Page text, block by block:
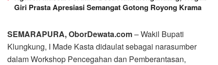
Giri Prasta Apresiasi Semangat Gotong Royong Krama
SEMARAPURA, OborDewata.com– Wakil Bupati
Klungkung, I Made Kasta didaulat sebagai narasumber
dalam Workshop Pencegahan dan Pemberantasan,